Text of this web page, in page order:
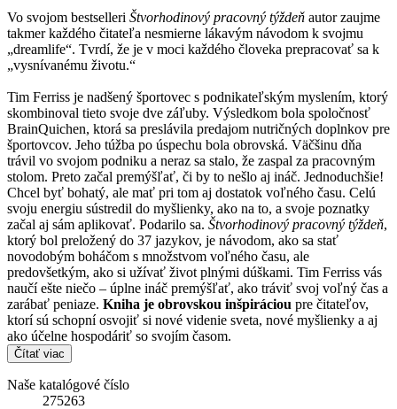
Vo svojom bestselleri Štvorhodinový pracovný týždeň autor zaujme
takmer každého čitateľa nesmierne lákavým návodom k svojmu
„dreamlife“. Tvrdí, že je v moci každého človeka prepracovať sa k
„vysnívanému životu.“
Tim Ferriss je nadšený športovec s podnikateľským myslením, ktorý
skombinoval tieto svoje dve záľuby. Výsledkom bola spoločnosť
BrainQuichen, ktorá sa preslávila predajom nutričných doplnkov pre
športovcov. Jeho túžba po úspechu bola obrovská. Väčšinu dňa
trávil vo svojom podniku a neraz sa stalo, že zaspal za pracovným
stolom. Preto začal premýšľať, či by to nešlo aj ináč. Jednoduchšie!
Chcel byť bohatý, ale mať pri tom aj dostatok voľného času. Celú
svoju energiu sústredil do myšlienky, ako na to, a svoje poznatky
začal aj sám aplikovať. Podarilo sa. Štvorhodinový pracovný týždeň,
ktorý bol preložený do 37 jazykov, je návodom, ako sa stať
novodobým boháčom s množstvom voľného času, ale
predovšetkým, ako si užívať život plnými dúškami. Tim Ferriss vás
naučí ešte niečo – úplne ináč premýšľať, ako tráviť svoj voľný čas a
zarábať peniaze. Kniha je obrovskou inšpiráciou pre čitateľov,
ktorí sú schopní osvojiť si nové videnie sveta, nové myšlienky a aj
ako účelne hospodáriť so svojím časom.
Čítať viac
Naše katalógové číslo
275263